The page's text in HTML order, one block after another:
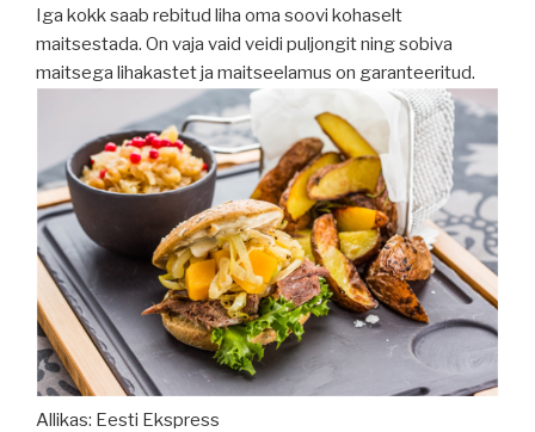
Iga kokk saab rebitud liha oma soovi kohaselt
maitsestada. On vaja vaid veidi puljongit ning sobiva
maitsega lihakastet ja maitseelamus on garanteeritud.
Allikas: Eesti Ekspress